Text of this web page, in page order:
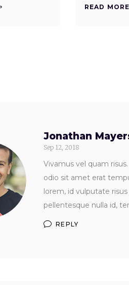
READ MORE
Jonathan
Sep 12, 2018
Vivamus vel quam
odio sit amet erat
lorem, id vulputate
pellentesque nulla id,
REPLY